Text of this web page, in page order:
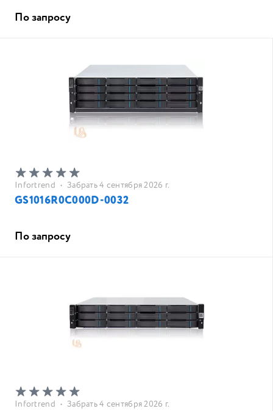
По запросу
Infortrend • Забрать 4 сентября 2026 г.
GS1016R0C000D-0032
По запросу
Infortrend • Забрать 4 сентября 2026 г.